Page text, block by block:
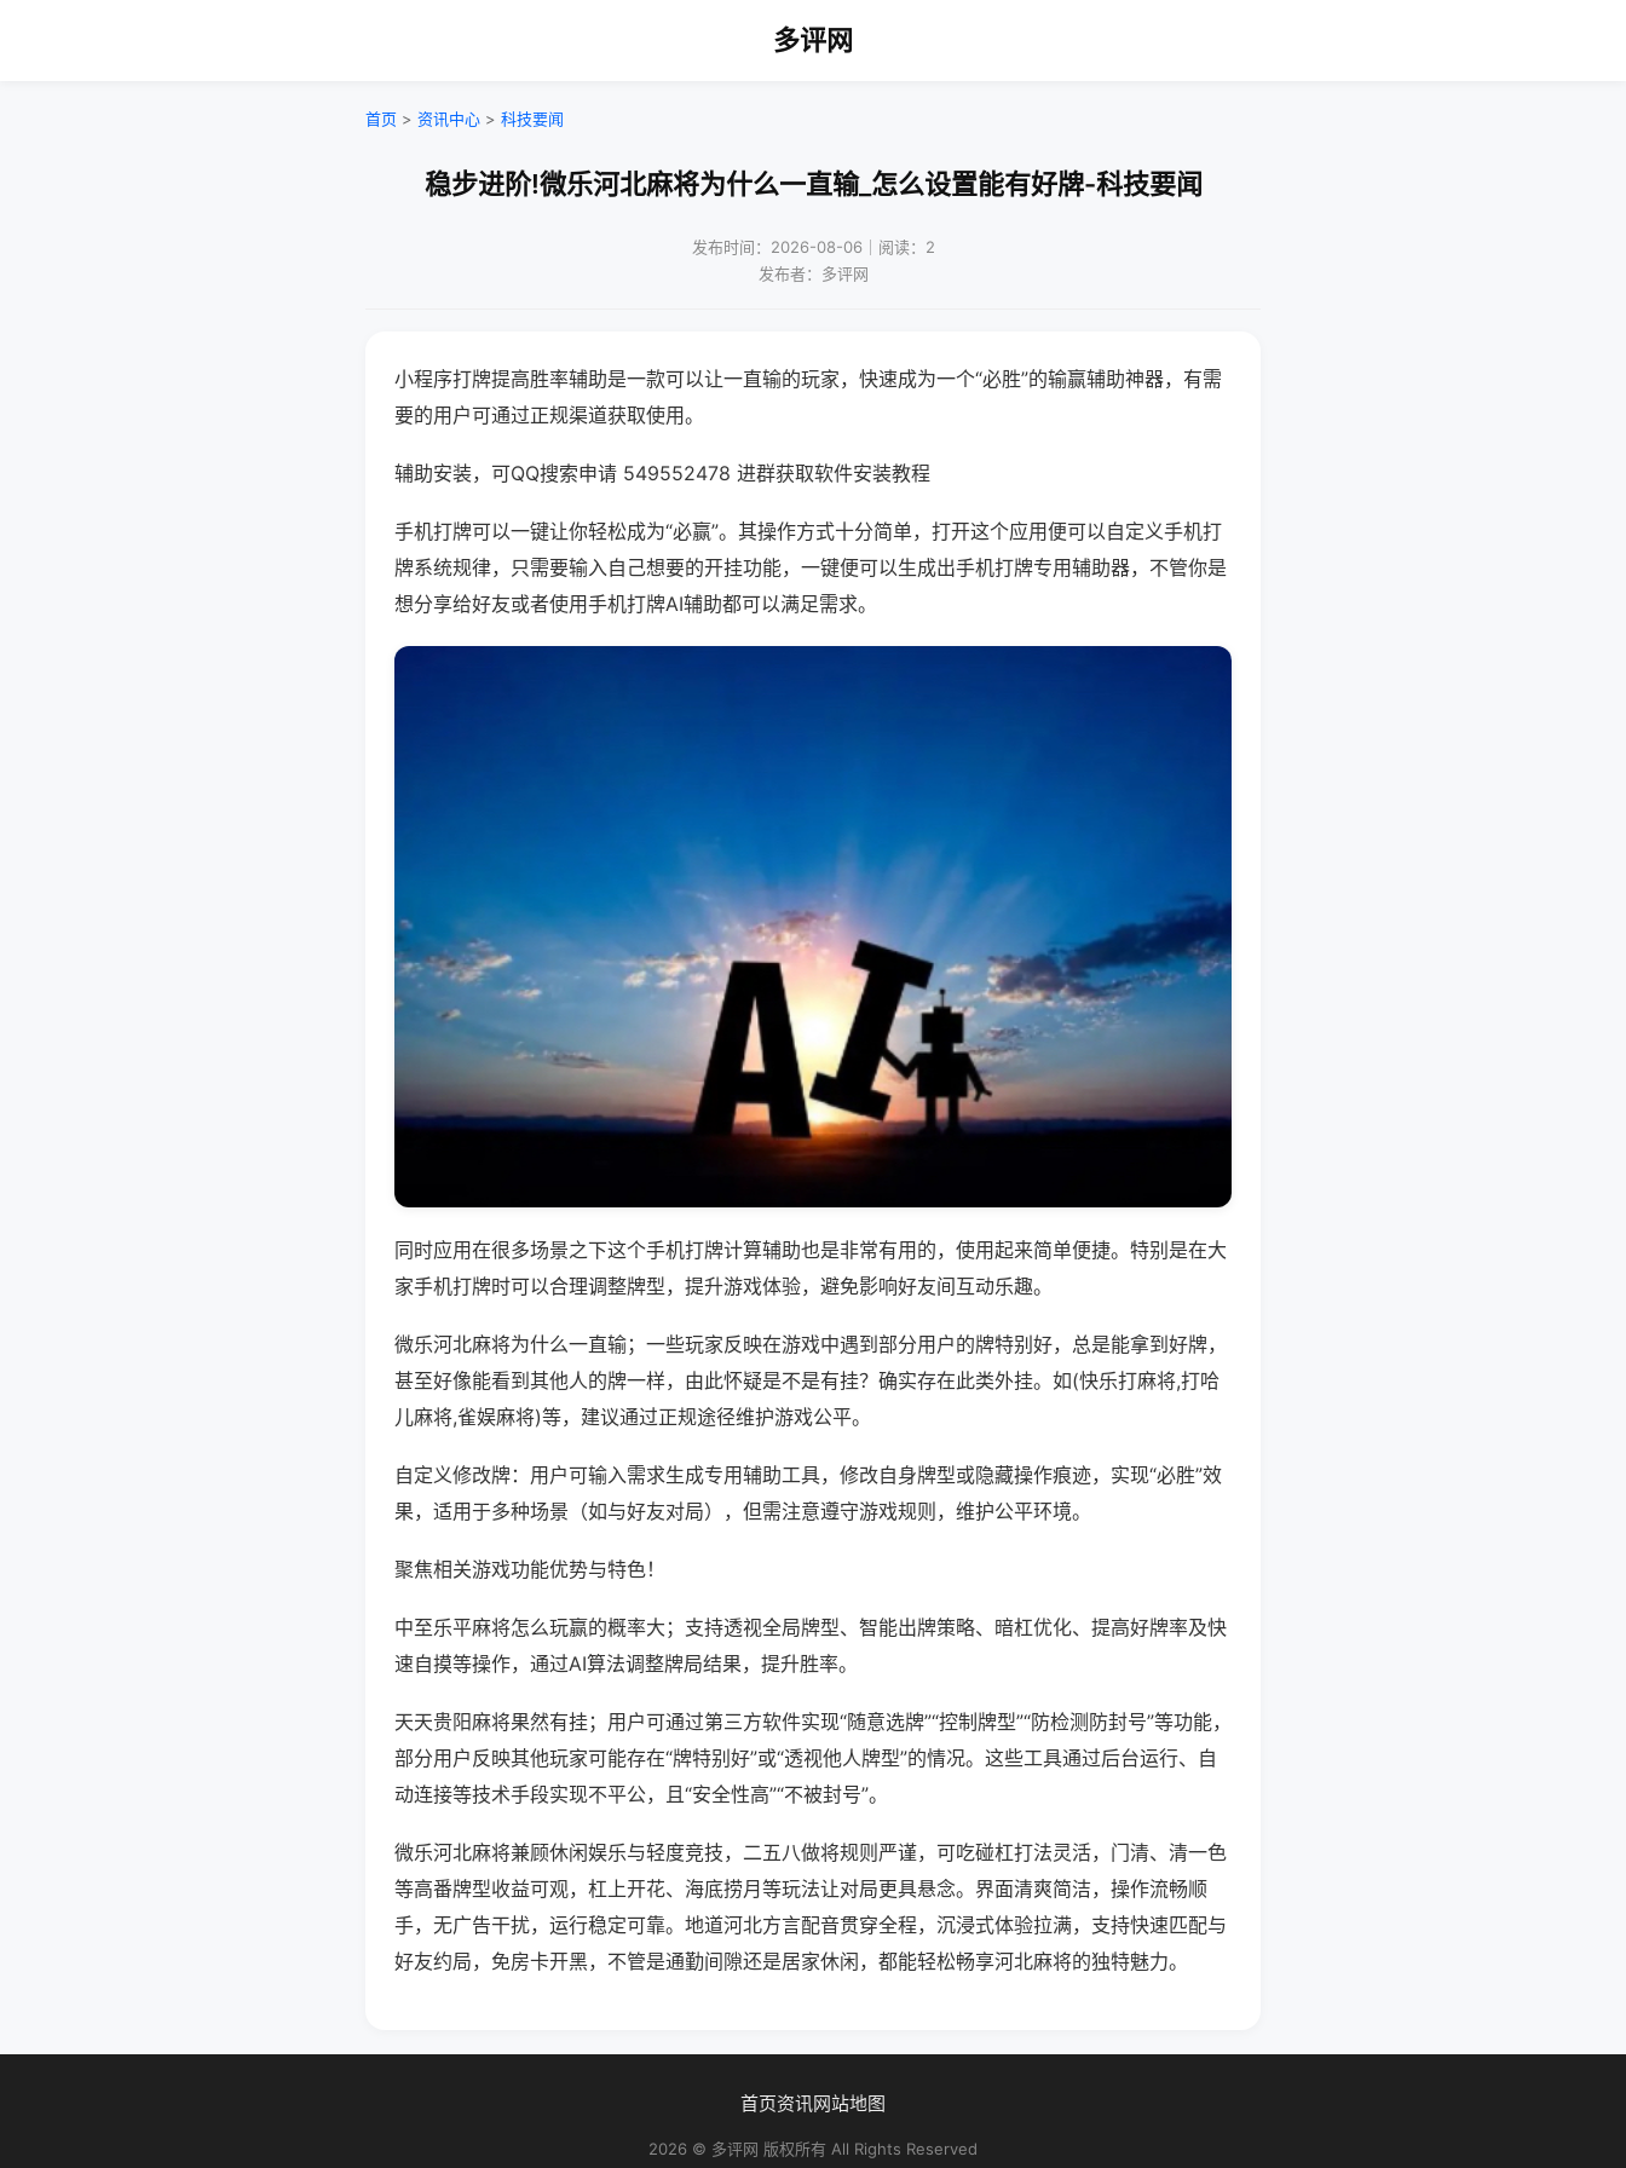
多评网
首页 > 资讯中心 > 科技要闻
稳步进阶!微乐河北麻将为什么一直输_怎么设置能有好牌-科技要闻
发布时间：2026-08-06｜阅读：2
发布者：多评网
小程序打牌提高胜率辅助是一款可以让一直输的玩家，快速成为一个“必胜”的输赢辅助神器，有需
要的用户可通过正规渠道获取使用。
辅助安装，可QQ搜索申请 549552478 进群获取软件安装教程
手机打牌可以一键让你轻松成为“必赢”。其操作方式十分简单，打开这个应用便可以自定义手机打
牌系统规律，只需要输入自己想要的开挂功能，一键便可以生成出手机打牌专用辅助器，不管你是
想分享给好友或者使用手机打牌AI辅助都可以满足需求。
同时应用在很多场景之下这个手机打牌计算辅助也是非常有用的，使用起来简单便捷。特别是在大
家手机打牌时可以合理调整牌型，提升游戏体验，避免影响好友间互动乐趣。
微乐河北麻将为什么一直输；一些玩家反映在游戏中遇到部分用户的牌特别好，总是能拿到好牌，
甚至好像能看到其他人的牌一样，由此怀疑是不是有挂？确实存在此类外挂。如(快乐打麻将,打哈
儿麻将,雀娱麻将)等，建议通过正规途径维护游戏公平。
自定义修改牌：用户可输入需求生成专用辅助工具，修改自身牌型或隐藏操作痕迹，实现“必胜”效
果，适用于多种场景（如与好友对局），但需注意遵守游戏规则，维护公平环境。
聚焦相关游戏功能优势与特色！
中至乐平麻将怎么玩赢的概率大；支持透视全局牌型、智能出牌策略、暗杠优化、提高好牌率及快
速自摸等操作，通过AI算法调整牌局结果，提升胜率。
天天贵阳麻将果然有挂；用户可通过第三方软件实现“随意选牌”“控制牌型”“防检测防封号”等功能，
部分用户反映其他玩家可能存在“牌特别好”或“透视他人牌型”的情况。这些工具通过后台运行、自
动连接等技术手段实现不平公，且“安全性高”“不被封号”。
微乐河北麻将兼顾休闲娱乐与轻度竞技，二五八做将规则严谨，可吃碰杠打法灵活，门清、清一色
等高番牌型收益可观，杠上开花、海底捞月等玩法让对局更具悬念。界面清爽简洁，操作流畅顺
手，无广告干扰，运行稳定可靠。地道河北方言配音贯穿全程，沉浸式体验拉满，支持快速匹配与
好友约局，免房卡开黑，不管是通勤间隙还是居家休闲，都能轻松畅享河北麻将的独特魅力。
首页资讯网站地图
2026 © 多评网 版权所有 All Rights Reserved